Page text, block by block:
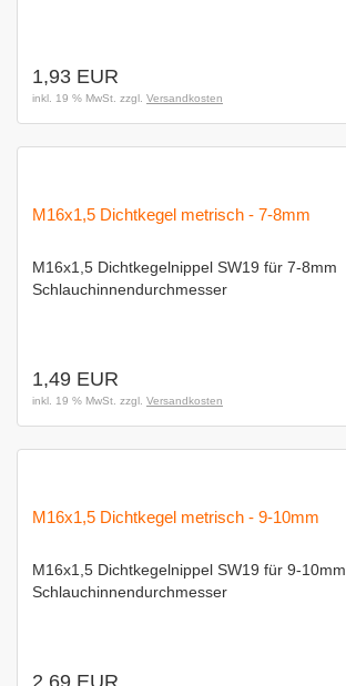
1,93 EUR
inkl. 19 % MwSt. zzgl. Versandkosten
M16x1,5 Dichtkegel metrisch - 7-8mm
M16x1,5 Dichtkegelnippel SW19 für 7-8mm
Schlauchinnendurchmesser
1,49 EUR
inkl. 19 % MwSt. zzgl. Versandkosten
M16x1,5 Dichtkegel metrisch - 9-10mm
M16x1,5 Dichtkegelnippel SW19 für 9-10mm
Schlauchinnendurchmesser
2,69 EUR